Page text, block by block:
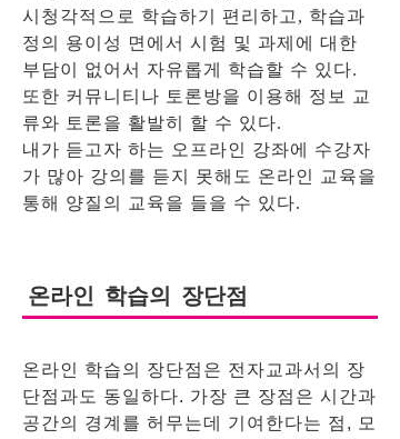
시청각적으로 학습하기 편리하고, 학습과
정의 용이성 면에서 시험 및 과제에 대한
부담이 없어서 자유롭게 학습할 수 있다.
또한 커뮤니티나 토론방을 이용해 정보 교
류와 토론을 활발히 할 수 있다.
내가 듣고자 하는 오프라인 강좌에 수강자
가 많아 강의를 듣지 못해도 온라인 교육을
통해 양질의 교육을 들을 수 있다.
온라인 학습의 장단점
온라인 학습의 장단점은 전자교과서의 장
단점과도 동일하다. 가장 큰 장점은 시간과
공간의 경계를 허무는데 기여한다는 점, 모